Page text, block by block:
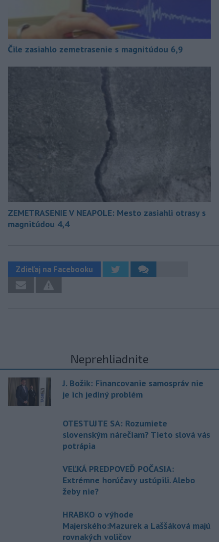
Čile zasiahlo zemetrasenie s magnitúdou 6,9
ZEMETRASENIE V NEAPOLE: Mesto zasiahli otrasy s
magnitúdou 4,4
Zdieľaj na Facebooku
Neprehliadnite
J. Božik: Financovanie samospráv nie
je ich jediný problém
OTESTUJTE SA: Rozumiete
slovenským nárečiam? Tieto slová vás
potrápia
VEĽKÁ PREDPOVEĎ POČASIA:
Extrémne horúčavy ustúpili. Alebo
žeby nie?
HRABKO o výhode
Majerského:Mazurek a Laššáková majú
rovnakých voličov